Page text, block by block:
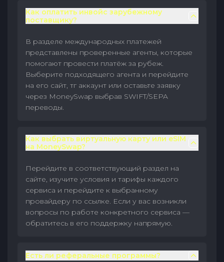
Как оплатить инвойс зарубежному
поставщику?
В разделе международных платежей
представлены проверенные агенты, которые
помогают провести платёж за рубеж.
Выберите подходящего агента и перейдите
на его сайт, тг аккаунт или оставьте заявку
через MoneySwap выбрав SWIFT/SEPA
переводы.
Как выбрать виртуальную карту или eSIM
на MoneySwap?
Перейдите в соответствующий раздел на
сайте, изучите условия и тарифы каждого
сервиса и перейдите к выбранному
провайдеру по ссылке. Если у вас возникли
вопросы по работе конкретного сервиса —
обратитесь в его поддержку напрямую.
Есть ли реферальные программы?